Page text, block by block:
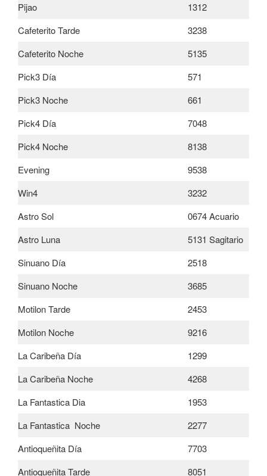
Pijao
1312
Cafeterito Tarde
3238
Cafeterito Noche
5135
Pick3 Día
571
Pick3 Noche
661
Pick4 Día
7048
Pick4 Noche
8138
Evening
9538
Win4
3232
Astro Sol
0674 Acuario
Astro Luna
5131 Sagitario
Sinuano Día
2518
Sinuano Noche
3685
Motilon Tarde
2453
Motilon Noche
9216
La Caribeña Día
1299
La Caribeña Noche
4268
La Fantastica Dia
1953
La Fantastica Noche
2277
Antioqueñita Día
7703
Antioqueñita Tarde
8051